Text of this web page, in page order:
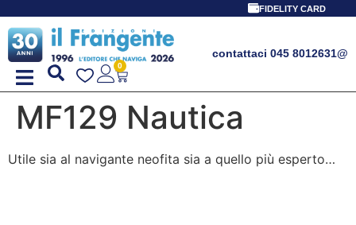
FIDELITY CARD
contattaci 045 8012631@
0
MF129 Nautica
Utile sia al navigante neofita sia a quello più esperto…